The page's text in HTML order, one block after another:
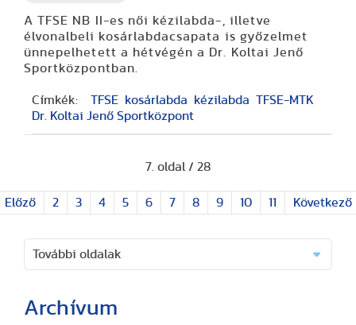
A TFSE NB II-es női kézilabda-, illetve
élvonalbeli kosárlabdacsapata is győzelmet
ünnepelhetett a hétvégén a Dr. Koltai Jenő
Sportközpontban.
Címkék: TFSE kosárlabda kézilabda TFSE-MTK
Dr. Koltai Jenő Sportközpont
7. oldal / 28
Előző 2 3 4 5 6 7 8 9 10 11 Következő
További oldalak
Archívum